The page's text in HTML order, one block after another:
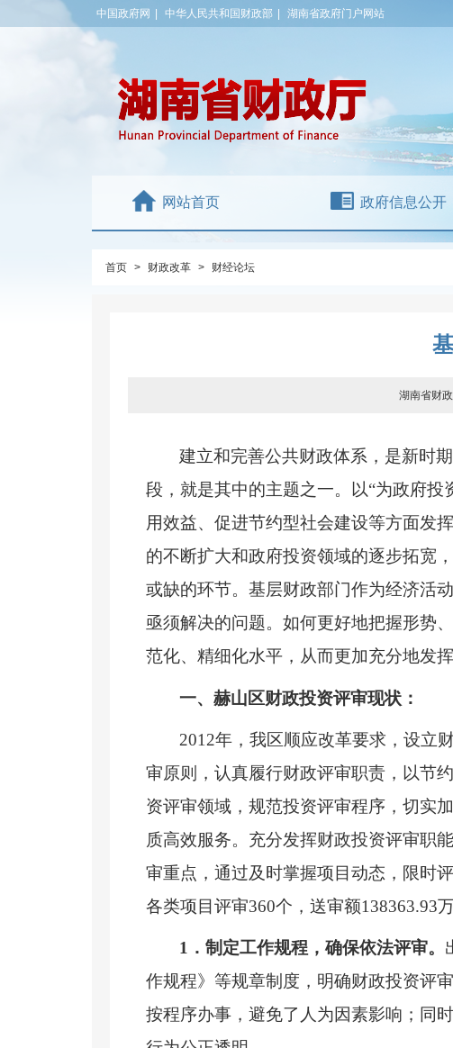
中国政府网 中华人民共和国财政部 湖南省政府门户网站
网站首页 政府信息公开
首页 > 财政改革 > 财经论坛
湖南省财
建立和完善公共财政体系，是新时
段，就是其中的主题之一。以“为政府
用效益、促进节约型社会建设等方面发
的不断扩大和政府投资领域的逐步拓宽
或缺的环节。基层财政部门作为经济活
亟须解决的问题。如何更好地把握形势
范化、精细化水平，从而更加充分地发
一、赫山区财政投资评审现状：
2012年，我区顺应改革要求，设立
审原则，认真履行财政评审职责，以节
资评审领域，规范投资评审程序，切实
质高效服务。充分发挥财政投资评审职
审重点，通过及时掌握项目动态，限时
各类项目评审360个，送审额138363.93
1 ．制定工作规程，确保依法评审。
作规程》等规章制度，明确财政投资评
按程序办事，避免了人为因素影响；同